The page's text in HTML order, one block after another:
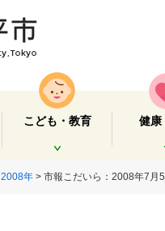
こども・教育
開く
健康
2008年 > 市報こだいら：2008年7月